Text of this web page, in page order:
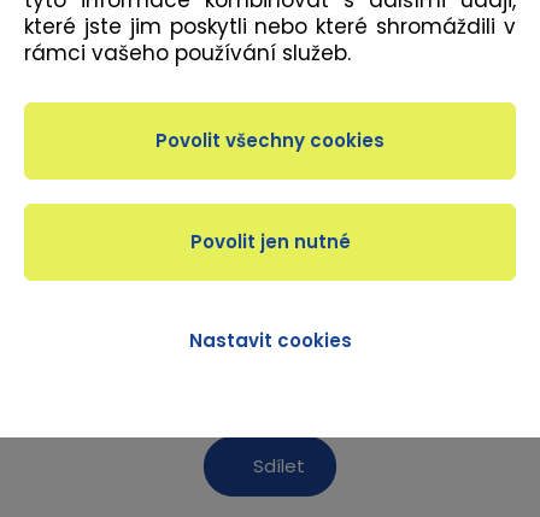
Danielou Sukovou, která se uskuteční v neděli 16. 8.
2026 od 9.00 hod. Společně se seznámíte se
základními kroky oblíbených karibských tanců,
naučíte se jejich názvy a spojíte je do krátké
taneční choreografie. Na závěr lekce vás čeká
posílení středu těla, díky kterému odcházíte nejen s
Sdílet
které jste jim poskytli nebo které shromáždili v
rámci vašeho používání služeb.
Nastavit cookies